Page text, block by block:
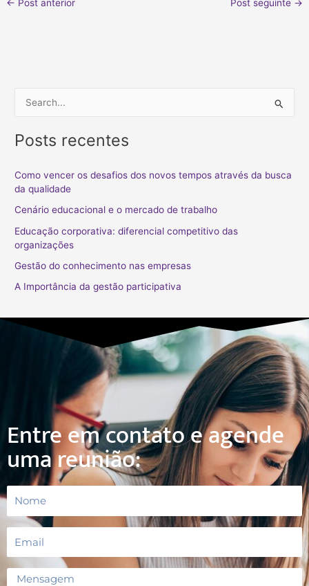
← Post anterior Post seguinte →
s
u
a
o
Posts recentes
Como vencer os desafios dos novos tempos através da busca
da qualidade
Cenário educacional e o mercado de trabalho
Educação corporativa: diferencial competitivo das
organizações
Gestão do conhecimento nas empresas
A Importância da gestão participativa
Entre em contato e agende
uma reunião: